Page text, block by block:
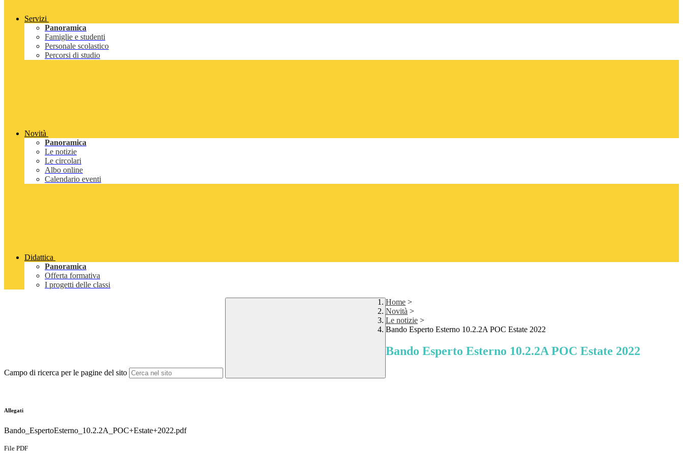
Servizi
Panoramica
Famiglie e studenti
Personale scolastico
Percorsi di studio
Novità
Panoramica
Le notizie
Le circolari
Albo online
Calendario eventi
Didattica
Panoramica
Offerta formativa
I progetti delle classi
Campo di ricerca per le pagine del sito
Home >
Novità >
Le notizie >
Bando Esperto Esterno 10.2.2A POC Estate 2022
Bando Esperto Esterno 10.2.2A POC Estate 2022
Allegati
Bando_EspertoEsterno_10.2.2A_POC+Estate+2022.pdf
File PDF